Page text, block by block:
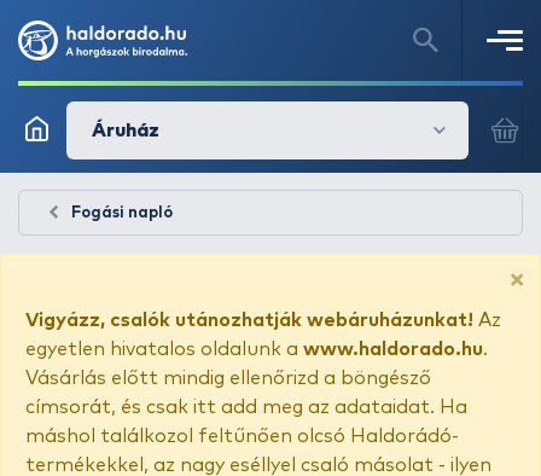
Áruház
Fogási napló
×
Vigyázz, csalók utánozhatják webáruházunkat! Az
egyetlen hivatalos oldalunk a www.haldorado.hu.
Vásárlás előtt mindig ellenőrizd a böngésző
címsorát, és csak itt add meg az adataidat. Ha
máshol találkozol feltűnően olcsó Haldorádó-
termékekkel, az nagy eséllyel csaló másolat - ilyen